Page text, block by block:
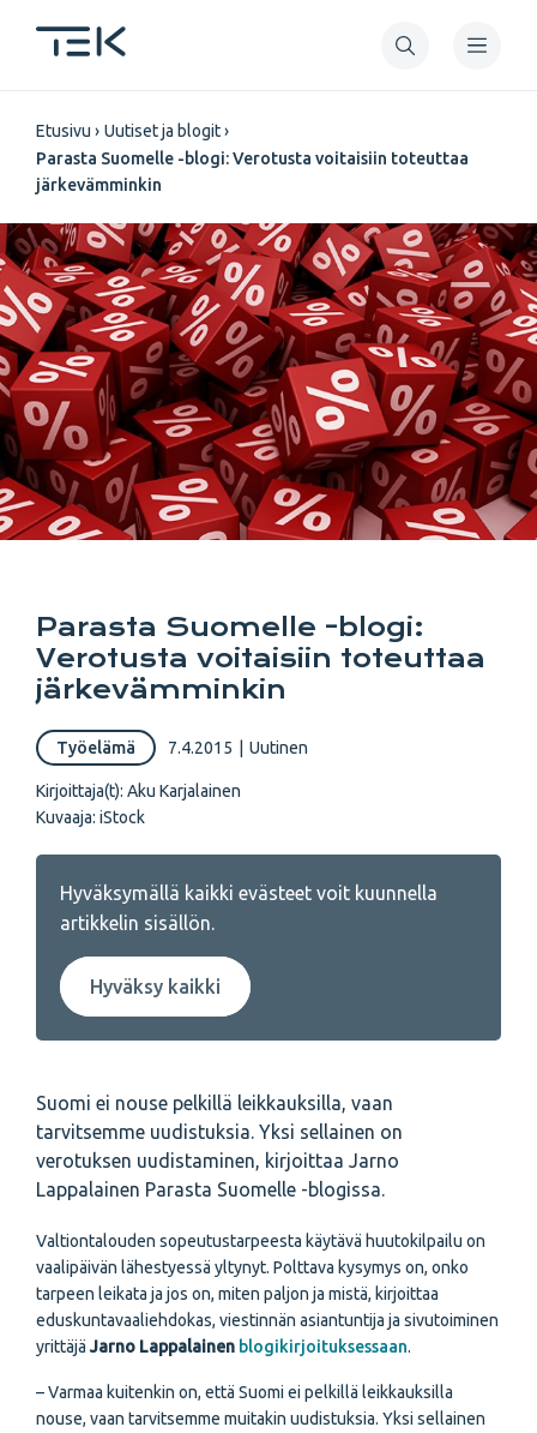
pääsisältöön
Murupolku
Etusivu
Uutiset ja blogit
Parasta Suomelle -blogi: Verotusta voitaisiin toteuttaa
järkevämminkin
Parasta Suomelle -blogi:
Verotusta voitaisiin toteuttaa
järkevämminkin
Työelämä 7.4.2015 Uutinen
Kirjoittaja(t): Aku Karjalainen
Kuvaaja: iStock
Hyväksymällä kaikki evästeet voit kuunnella
artikkelin sisällön.
Hyväksy kaikki
Suomi ei nouse pelkillä leikkauksilla, vaan
tarvitsemme uudistuksia. Yksi sellainen on
verotuksen uudistaminen, kirjoittaa Jarno
Lappalainen Parasta Suomelle -blogissa.
Valtiontalouden sopeutustarpeesta käytävä huutokilpailu on
vaalipäivän lähestyessä yltynyt. Polttava kysymys on, onko
tarpeen leikata ja jos on, miten paljon ja mistä, kirjoittaa
eduskuntavaaliehdokas, viestinnän asiantuntija ja sivutoiminen
yrittäjäJarno Lappalainen blogikirjoituksessaan.
– Varmaa kuitenkin on, että Suomi ei pelkillä leikkauksilla
nouse, vaan tarvitsemme muitakin uudistuksia. Yksi sellainen